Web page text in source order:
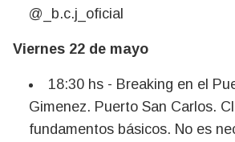
@_b.c.j_oficial
Viernes 22 de mayo
18:30 hs - Breaking en el
Gimenez. Puerto San Carlos.
fundamentos básicos. No es